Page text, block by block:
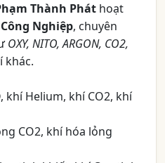
Thành Phát hoạt
Nghiệp, chuyên
OXY, NITO, ARGON, CO2,
khác.
khí Helium, khí CO2, khí
CO2, khí hóa lỏng